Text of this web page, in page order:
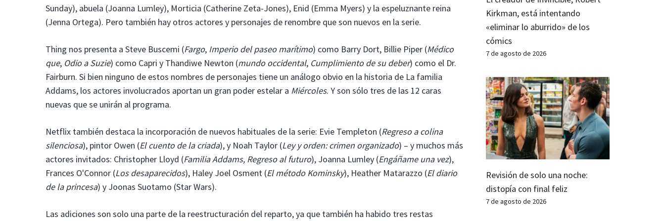
Sunday), abuela (Joanna Lumley), Morticia (Catherine Zeta-Jones), Enid (Emma Myers) y la espeluznante reina
(Jenna Ortega). Pero también hay otros actores y personajes de renombre que son nuevos en la serie.
Thing nos presenta a Steve Buscemi (Fargo, Imperio del paseo marítimo) como Barry Dort, Billie Piper (Médico
que, Odio a Suzie) como Capri y Thandiwe Newton (mundo occidental, Cumplimiento de su deber) como el Dr.
Fairburn. Si bien ninguno de estos nombres de personajes tiene un análogo obvio en la historia de La familia
Addams, los actores involucrados aportan un gran poder estelar a Miércoles. Y son sólo tres de las 12 caras
nuevas que se unirán al programa.
Netflix también destaca la incorporación de nuevos habituales de la serie: Evie Templeton (Regreso a colina
silenciosa), pintor Owen (El cuento de la criada), y Noah Taylor (Ley y orden: crimen organizado) – y muchos más
actores invitados: Christopher Lloyd (Familia Addams, Regreso al futuro), Joanna Lumley (Engáñame una vez),
Frances O'Connor (Los desaparecidos), Haley Joel Osment (El método Kominsky), Heather Matarazzo (El diario
de la princesa) y Joonas Suotamo (Star Wars).
Las adiciones son solo una parte de la reestructuración del reparto, ya que también ha habido tres restas
Kirkman, está intentando
«eliminar lo aburrido» de los
cómics
7 de agosto de 2026
Revisión de solo una noche:
distopía con final feliz
7 de agosto de 2026